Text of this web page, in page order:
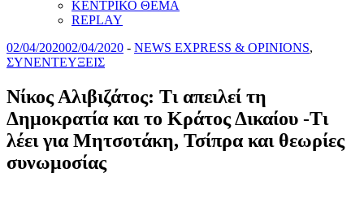
ΚΕΝΤΡΙΚΟ ΘΕΜΑ
REPLAY
02/04/202002/04/2020 - NEWS EXPRESS & OPINIONS,
ΣΥΝΕΝΤΕΥΞΕΙΣ
Νίκος Αλιβιζάτος: Τι απειλεί τη
Δημοκρατία και το Κράτος Δικαίου -Τι
λέει για Μητσοτάκη, Τσίπρα και θεωρίες
συνωμοσίας